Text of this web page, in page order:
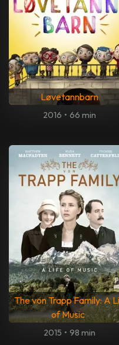
Løvetannbarn
2016 • 66 min
The von Trapp Family: A
of Music
2015 • 98 min